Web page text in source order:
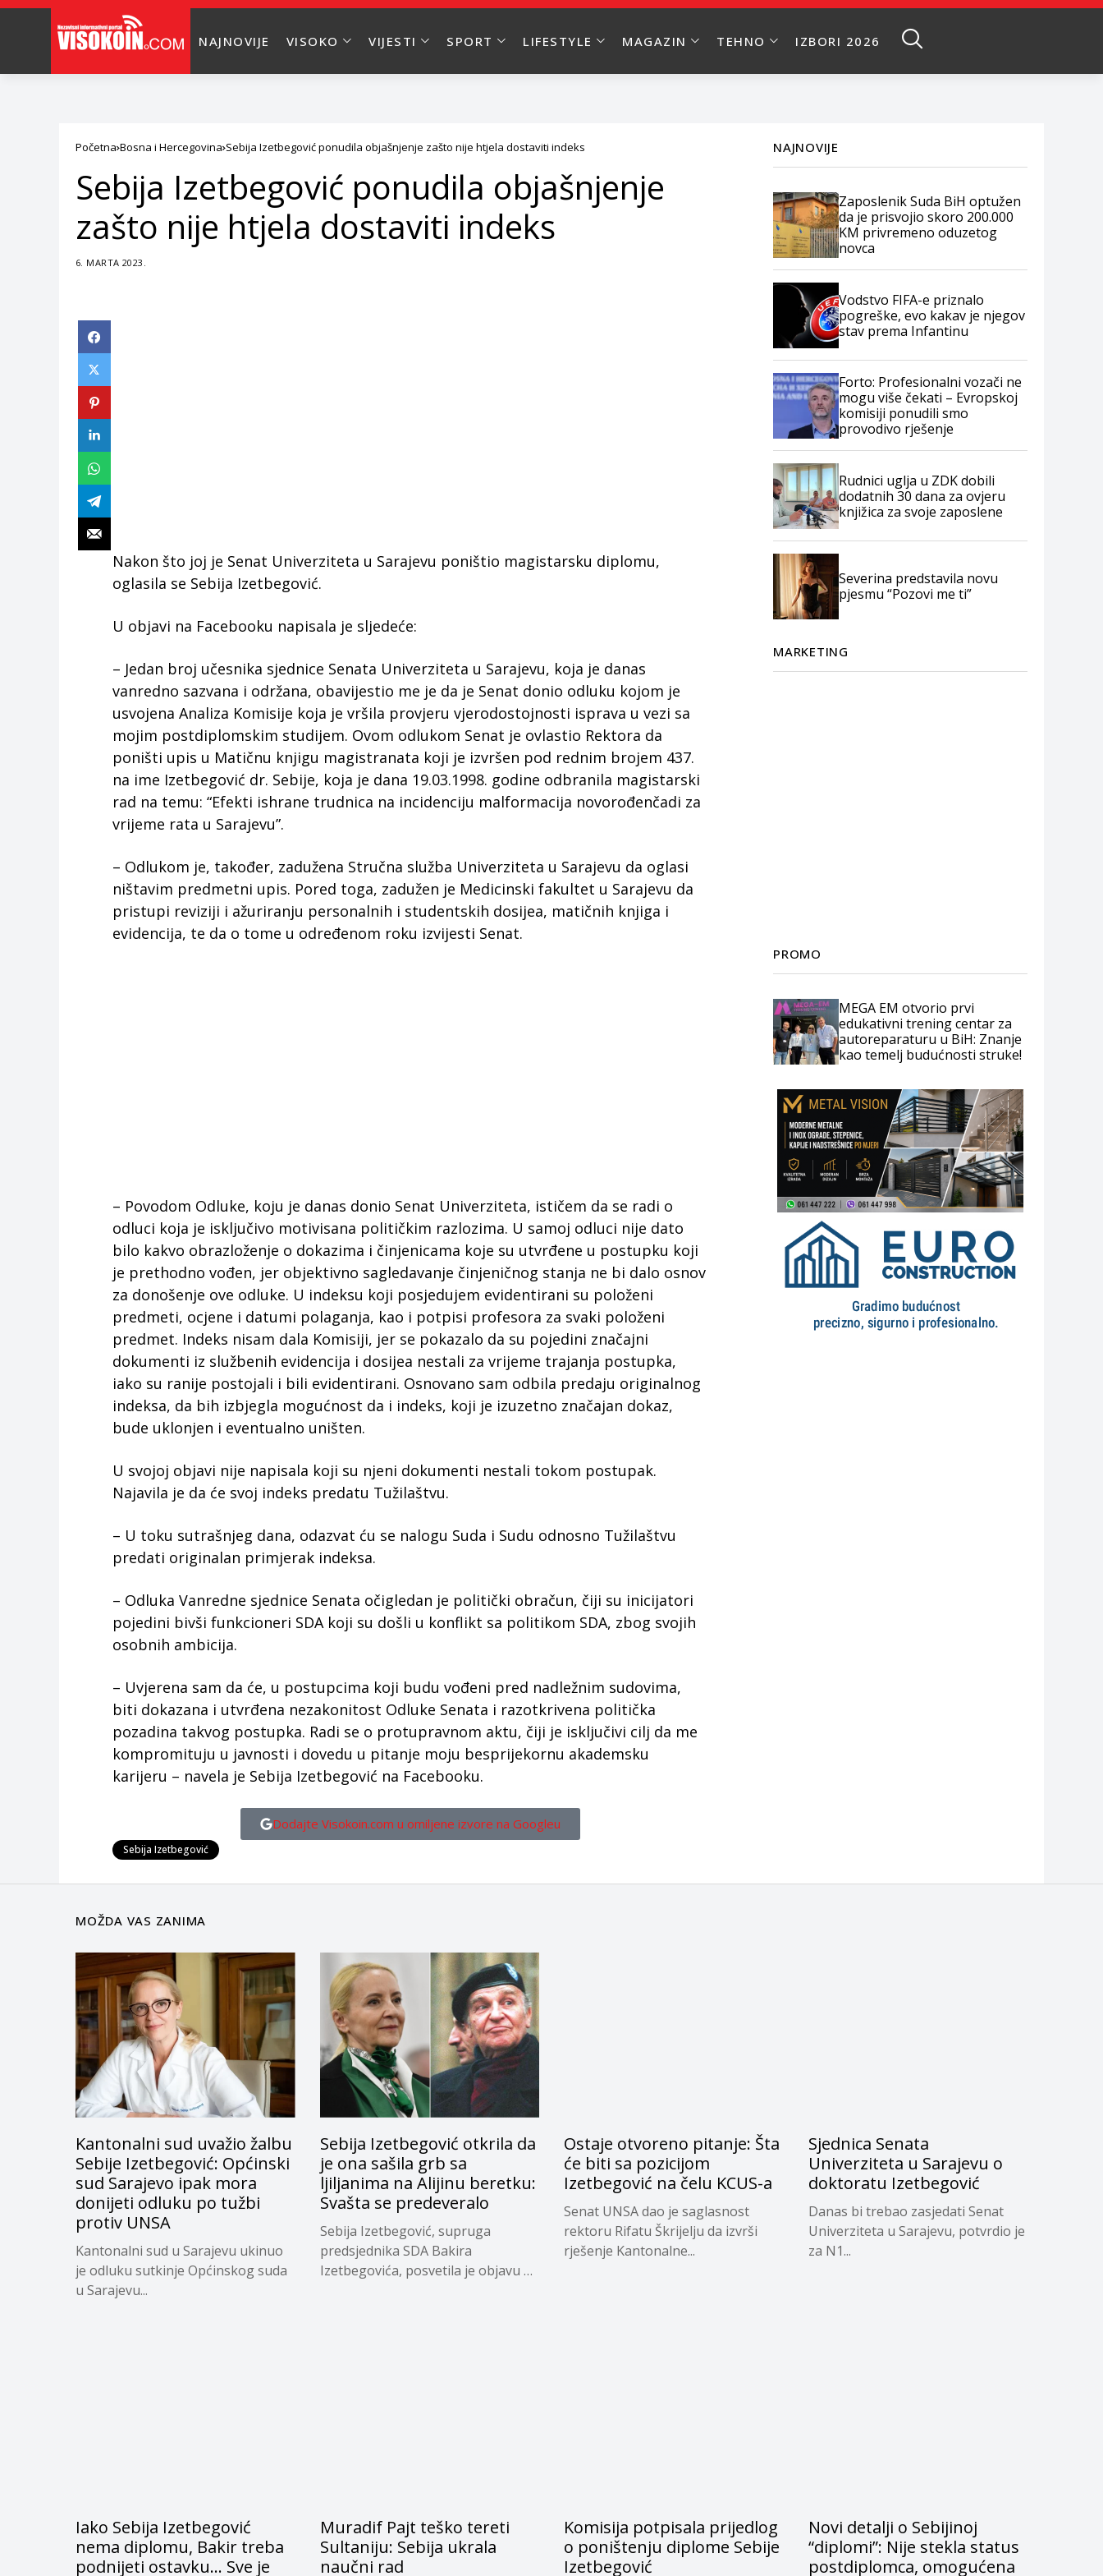
NAJNOVIJE VISOKO VIJESTI SPORT LIFESTYLE MAGAZIN TEHNO IZBORI 2026
Početna Bosna i Hercegovina Sebija Izetbegović ponudila objašnjenje zašto nije htjela dostaviti indeks
Sebija Izetbegović ponudila objašnjenje
zašto nije htjela dostaviti indeks
6. MARTA 2023.
Nakon što joj je Senat Univerziteta u Sarajevu poništio magistarsku diplomu,
oglasila se Sebija Izetbegović.
U objavi na Facebooku napisala je sljedeće:
– Jedan broj učesnika sjednice Senata Univerziteta u Sarajevu, koja je danas
vanredno sazvana i održana, obavijestio me je da je Senat donio odluku kojom je
usvojena Analiza Komisije koja je vršila provjeru vjerodostojnosti isprava u vezi sa
mojim postdiplomskim studijem. Ovom odlukom Senat je ovlastio Rektora da
poništi upis u Matičnu knjigu magistranata koji je izvršen pod rednim brojem 437.
na ime Izetbegović dr. Sebije, koja je dana 19.03.1998. godine odbranila magistarski
rad na temu: “Efekti ishrane trudnica na incidenciju malformacija novorođenčadi za
vrijeme rata u Sarajevu”.
– Odlukom je, također, zadužena Stručna služba Univerziteta u Sarajevu da oglasi
ništavim predmetni upis. Pored toga, zadužen je Medicinski fakultet u Sarajevu da
pristupi reviziji i ažuriranju personalnih i studentskih dosijea, matičnih knjiga i
evidencija, te da o tome u određenom roku izvijesti Senat.
– Povodom Odluke, koju je danas donio Senat Univerziteta, ističem da se radi o
odluci koja je isključivo motivisana političkim razlozima. U samoj odluci nije dato
bilo kakvo obrazloženje o dokazima i činjenicama koje su utvrđene u postupku koji
je prethodno vođen, jer objektivno sagledavanje činjeničnog stanja ne bi dalo osnov
za donošenje ove odluke. U indeksu koji posjedujem evidentirani su položeni
predmeti, ocjene i datumi polaganja, kao i potpisi profesora za svaki položeni
predmet. Indeks nisam dala Komisiji, jer se pokazalo da su pojedini značajni
dokumenti iz službenih evidencija i dosijea nestali za vrijeme trajanja postupka,
iako su ranije postojali i bili evidentirani. Osnovano sam odbila predaju originalnog
indeksa, da bih izbjegla mogućnost da i indeks, koji je izuzetno značajan dokaz,
bude uklonjen i eventualno uništen.
U svojoj objavi nije napisala koji su njeni dokumenti nestali tokom postupak.
Najavila je da će svoj indeks predatu Tužilaštvu.
– U toku sutrašnjeg dana, odazvat ću se nalogu Suda i Sudu odnosno Tužilaštvu
predati originalan primjerak indeksa.
– Odluka Vanredne sjednice Senata očigledan je politički obračun, čiji su inicijatori
pojedini bivši funkcioneri SDA koji su došli u konflikt sa politikom SDA, zbog svojih
osobnih ambicija.
– Uvjerena sam da će, u postupcima koji budu vođeni pred nadležnim sudovima,
biti dokazana i utvrđena nezakonitost Odluke Senata i razotkrivena politička
pozadina takvog postupka. Radi se o protupravnom aktu, čiji je isključivi cilj da me
kompromituju u javnosti i dovedu u pitanje moju besprijekornu akademsku
karijeru – navela je Sebija Izetbegović na Facebooku.
Dodajte Visokoin.com u omiljene izvore na Googleu
Sebija Izetbegović
NAJNOVIJE
Zaposlenik Suda BiH optužen
da je prisvojio skoro 200.000
KM privremeno oduzetog
novca
Vodstvo FIFA-e priznalo
pogreške, evo kakav je njegov
stav prema Infantinu
Forto: Profesionalni vozači ne
mogu više čekati – Evropskoj
komisiji ponudili smo
provodivo rješenje
Rudnici uglja u ZDK dobili
dodatnih 30 dana za ovjeru
knjižica za svoje zaposlene
Severina predstavila novu
pjesmu “Pozovi me ti”
MARKETING
PROMO
MEGA EM otvorio prvi
edukativni trening centar za
autoreparaturu u BiH: Znanje
kao temelj budućnosti struke!
MOŽDA VAS ZANIMA
Kantonalni sud uvažio žalbu
Sebije Izetbegović: Općinski
sud Sarajevo ipak mora
donijeti odluku po tužbi
protiv UNSA
Kantonalni sud u Sarajevu ukinuo
je odluku sutkinje Općinskog suda
u Sarajevu...
Sebija Izetbegović otkrila da
je ona sašila grb sa
ljiljanima na Alijinu beretku:
Svašta se predeveralo
Sebija Izetbegović, supruga
predsjednika SDA Bakira
Izetbegovića, posvetila je objavu na
Ostaje otvoreno pitanje: Šta
će biti sa pozicijom
Izetbegović na čelu KCUS-a
Senat UNSA dao je saglasnost
rektoru Rifatu Škrijelju da izvrši
rješenje Kantonalne...
Sjednica Senata
Univerziteta u Sarajevu o
doktoratu Izetbegović
Danas bi trebao zasjedati Senat
Univerziteta u Sarajevu, potvrdio je
za N1...
Iako Sebija Izetbegović
nema diplomu, Bakir treba
podnijeti ostavku… Sve je
Muradif Pajt teško tereti
Sultaniju: Sebija ukrala
naučni rad
Komisija potpisala prijedlog
o poništenju diplome Sebije
Izetbegović
Novi detalji o Sebijinoj
“diplomi”: Nije stekla status
postdiplomca, omogućena